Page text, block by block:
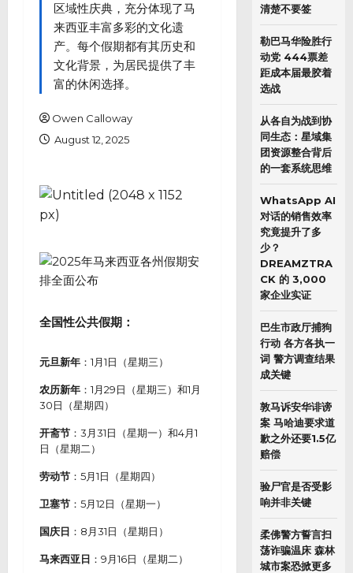
区域性庆典，充分体现了马
来西亚丰富多彩的文化遗
产。每个假期都有其历史和
文化背景，为居民提供了丰
富的休闲选择。
Owen Calloway
August 12, 2025
全国性公共假期：
元旦新年 ：1月1日（星期三）
农历新年 ：1月29日（星期三）和1月
30日（星期四）
开斋节 ：3月31日（星期一）和4月1
日（星期二）
劳动节 ：5月1日（星期四）
卫塞节 ：5月12日（星期一）
国庆日 ：8月31日（星期日）
马来西亚日 ：9月16日（星期二）
清楚不要签
勒巴马华险胜行
动党 444票差
距成本届最胶着
选战
从各自为战到协
同生态：星域集
团资源整合背后
的一套系统思维
WhatsApp AI
对话的销售效率
究竟提升了多
少？
DREAMZTRA
CK 的 3,000
家企业实证
巴生市政厅捕狗
行动 各方各执一
词 警方调查结果
成关键
敦马诉安华诽谤
案 马哈迪要求道
歉之外还要1.5亿
赔偿
验尸官是否受影
响并非关键
柔佛警方誓言扫
荡诈骗温床 森林
城市案恐掀更多